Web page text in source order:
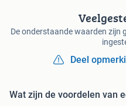
De onderstaande waarden zijn
Deel
Wat zijn de voordelen van